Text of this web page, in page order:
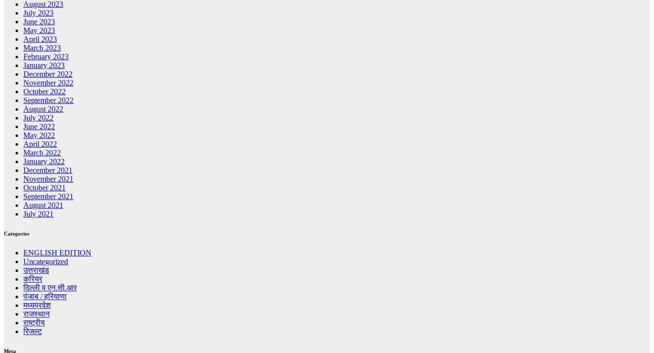
August 2023
July 2023
June 2023
May 2023
April 2023
March 2023
February 2023
January 2023
December 2022
November 2022
October 2022
September 2022
August 2022
July 2022
June 2022
May 2022
April 2022
March 2022
January 2022
December 2021
November 2021
October 2021
September 2021
August 2021
July 2021
Categories
ENGLISH EDITION
Uncategorized
उत्तराखंड
करियर
दिल्ली व एन.सी.आर
पंजाब / हरियाणा
मध्यप्रदेश
राजस्थान
राष्ट्रीय
रिजल्ट
Meta